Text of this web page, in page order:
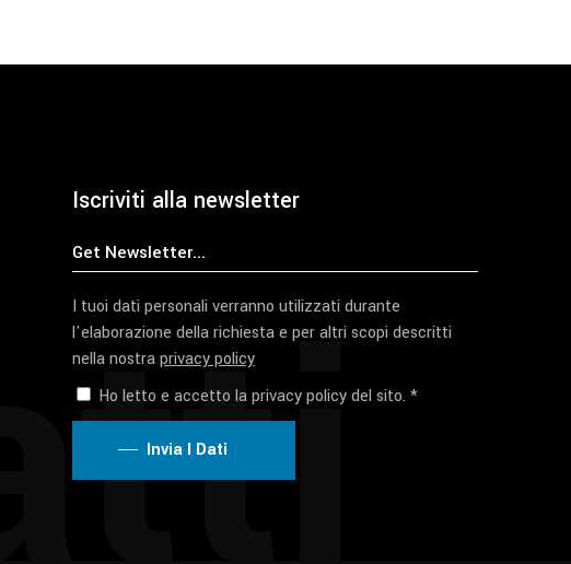
Iscriviti alla newsletter
I tuoi dati personali verranno utilizzati durante
l'elaborazione della richiesta e per altri scopi descritti
nella nostraprivacy policy
Ho letto e accetto la privacy policy del sito. *
Invia I Dati